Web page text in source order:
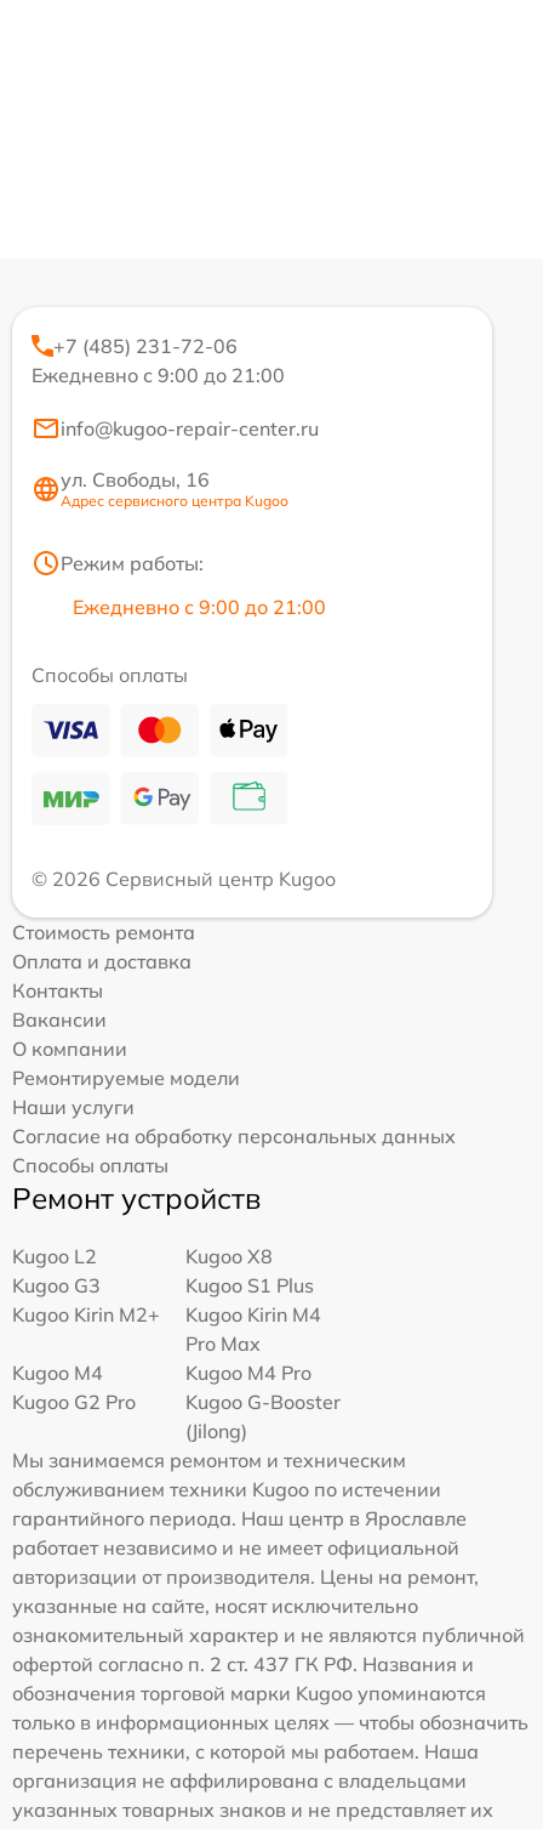
+7 (485) 231-72-06
Ежедневно с 9:00 до 21:00
info@kugoo-repair-center.ru
ул. Свободы, 16
Адрес сервисного центра Kugoo
Режим работы:
Ежедневно с 9:00 до 21:00
Способы оплаты
© 2026 Сервисный центр Kugoo
Стоимость ремонта
Оплата и доставка
Контакты
Вакансии
О компании
Ремонтируемые модели
Наши услуги
Согласие на обработку персональных данных
Способы оплаты
Ремонт устройств
Kugoo L2
Kugoo X8
Kugoo G3
Kugoo S1 Plus
Kugoo Kirin M2+
Kugoo Kirin M4
Pro Max
Kugoo M4
Kugoo M4 Pro
Kugoo G2 Pro
Kugoo G-Booster
(Jilong)
Мы занимаемся ремонтом и техническим
обслуживанием техники Kugoo по истечении
гарантийного периода. Наш центр в Ярославле
работает независимо и не имеет официальной
авторизации от производителя. Цены на ремонт,
указанные на сайте, носят исключительно
ознакомительный характер и не являются публичной
офертой согласно п. 2 ст. 437 ГК РФ. Названия и
обозначения торговой марки Kugoo упоминаются
только в информационных целях — чтобы обозначить
перечень техники, с которой мы работаем. Наша
организация не аффилирована с владельцами
указанных товарных знаков и не представляет их